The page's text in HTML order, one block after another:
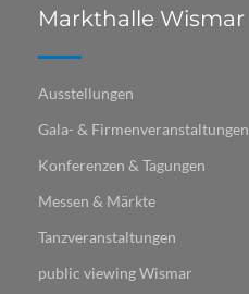
Markthalle Wismar
Ausstellungen
Gala- & Firmenveranstaltungen
Konferenzen & Tagungen
Messen & Märkte
Tanzveranstaltungen
public viewing Wismar